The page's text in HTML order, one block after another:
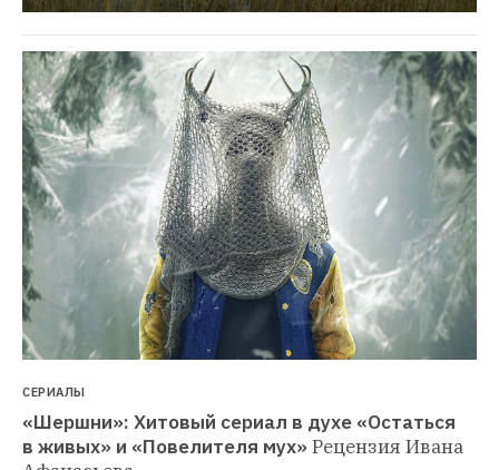
СЕРИАЛЫ
«Шершни»: Хитовый сериал в духе «Остаться
в живых» и «Повелителя мух» Рецензия Ивана